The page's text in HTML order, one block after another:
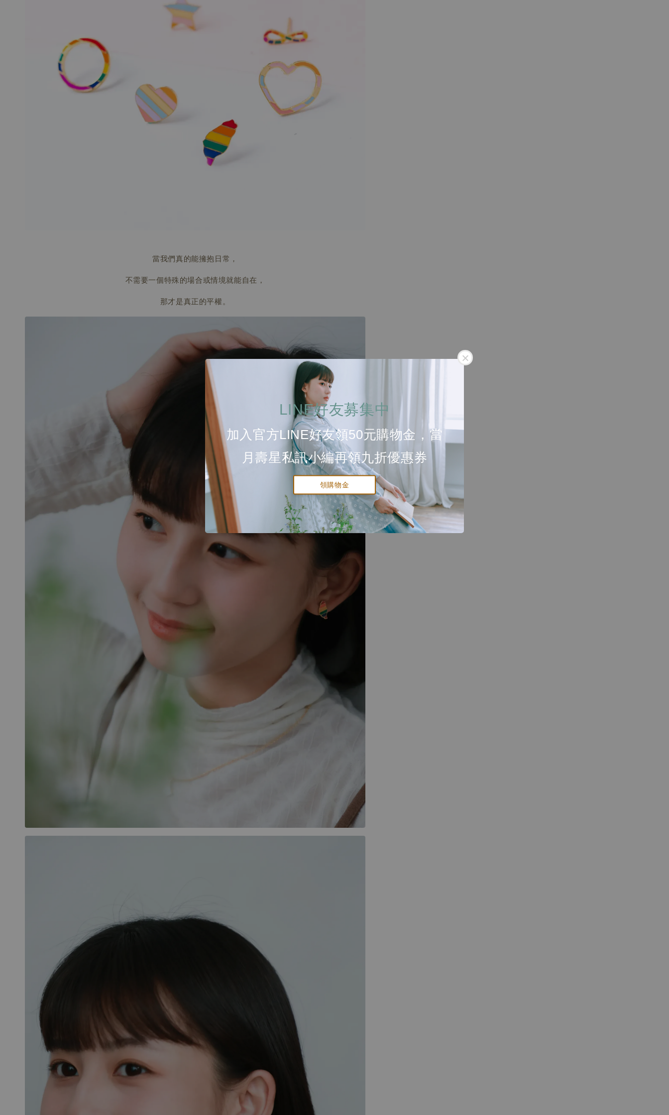
LINE好友募集中
加入官方LINE好友領50元購物金，當
月壽星私訊小編再領九折優惠券
領購物金
當我們真的能擁抱日常，
不需要一個特殊的場合或情境就能自在，
那才是真正的平權。